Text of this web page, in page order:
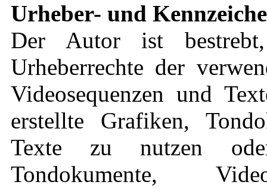
Urheber- und
Der Autor ist
Urheberrechte der
Videosequenzen und
erstellte Grafiken,
Texte zu nutzen
Tondokumente,